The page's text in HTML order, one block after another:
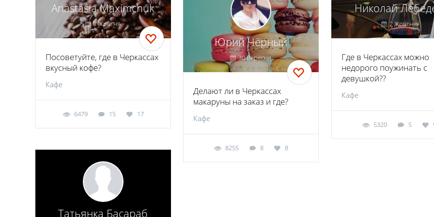
Anastasia Maximchuk
7 Жовтня
Посоветуйте, где в Черкассах
вкусный кофе?
Кафе
6479 15 17
Николай
2 Жовтня
Где в Черкассах можно
недорого поужинать с
девушкой??
Кафе
5320 5
Юрий Чёрный
30 Вересня
Делают ли в Черкассах
макаруны на заказ и где?
Кафе
8255 8 8
Татьянка Басараб